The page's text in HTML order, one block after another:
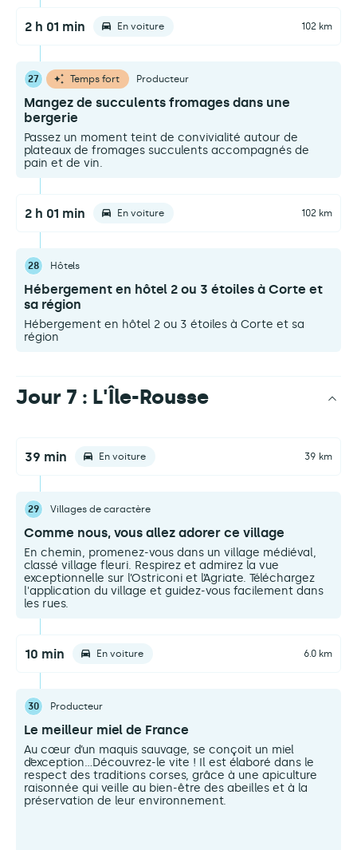
2 h 01 min En voiture 102 km
27 Temps fort Producteur
Mangez de succulents fromages dans une
bergerie
Passez un moment teint de convivialité autour de
plateaux de fromages succulents accompagnés de
pain et de vin.
2 h 01 min En voiture 102 km
28 Hôtels
Hébergement en hôtel 2 ou 3 étoiles à Corte et
sa région
Hébergement en hôtel 2 ou 3 étoiles à Corte et sa
région
Jour 7 : L'Île-Rousse
39 min En voiture 39 km
29 Villages de caractère
Comme nous, vous allez adorer ce village
En chemin, promenez-vous dans un village médiéval,
classé village fleuri. Respirez et admirez la vue
exceptionnelle sur l’Ostriconi et l’Agriate. Téléchargez
l'application du village et guidez-vous facilement dans
les rues.
10 min En voiture 6.0 km
30 Producteur
Le meilleur miel de France
Au cœur d’un maquis sauvage, se conçoit un miel
d’exception…Découvrez-le vite ! Il est élaboré dans le
respect des traditions corses, grâce à une apiculture
raisonnée qui veille au bien-être des abeilles et à la
préservation de leur environnement.